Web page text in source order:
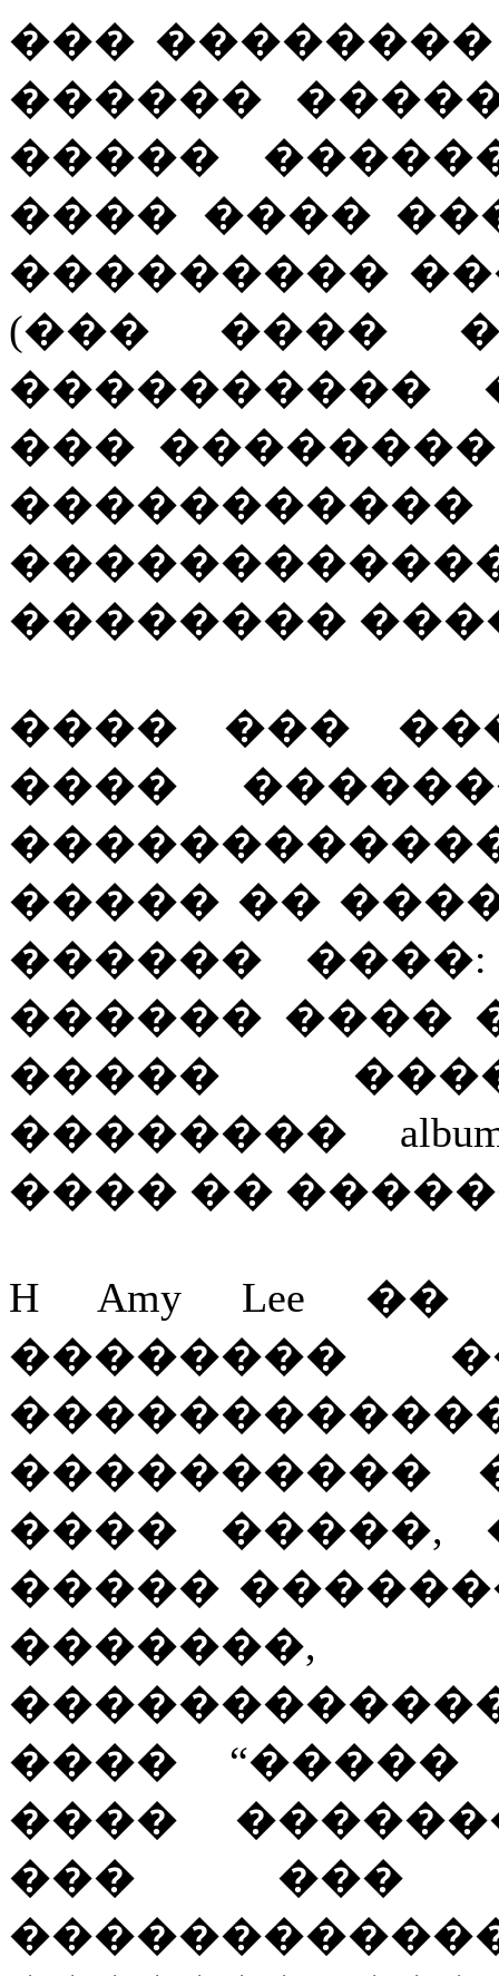
��� ��������
������
�����
���� ����
��������� ���
(��� ����
����������
��� ��������
��������
���� ���
����
����� ��
������
������ ����
�����
��������
���� ��
H Amy Lee
��������
����������
���� �����,
�����
����
����
��� ���